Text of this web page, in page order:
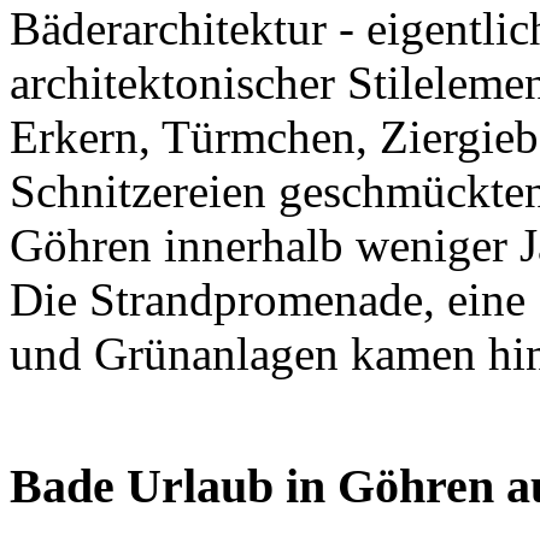
Bäderarchitektur -
architektonischer
Erkern, Türmchen,
Schnitzereien
Göhren innerhalb weniger
Die Strandpromenade,
und Grünanlagen kamen
Bade Urlaub in Göhren